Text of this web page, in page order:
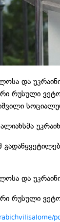
და
რუსული
და
რუსული